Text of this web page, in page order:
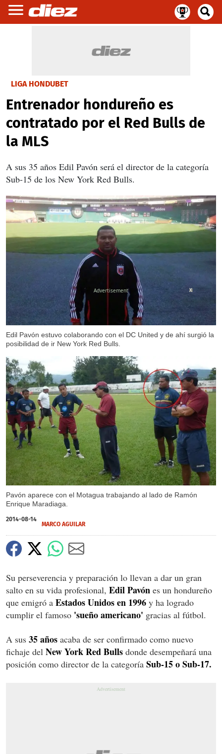
LIGA HONDUBET
Entrenador hondureño es
contratado por el Red Bulls de
la MLS
A sus 35 años Edil Pavón será el director de la categoría
Sub-15 de los New York Red Bulls.
Edil Pavón estuvo colaborando con el DC United y de ahí surgió la
posibilidad de ir New York Red Bulls.
Pavón aparece con el Motagua trabajando al lado de Ramón
Enrique Maradiaga.
X
2014-08-14
MARCO AGUILAR
Su perseverencia y preparación lo llevan a dar un gran
salto en su vida profesional, Edil Pavón es un hondureño
que emigró a Estados Unidos en 1996 y ha logrado
cumplir el famoso 'sueño americano' gracias al fútbol.
A sus 35 años acaba de ser confirmado como nuevo
fichaje del New York Red Bulls donde desempeñará una
posición como director de la categoría Sub-15 o Sub-17.